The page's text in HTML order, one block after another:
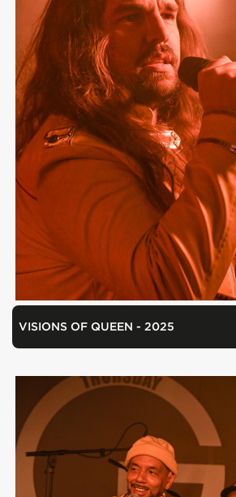
VISIONS OF QUEEN - 2025